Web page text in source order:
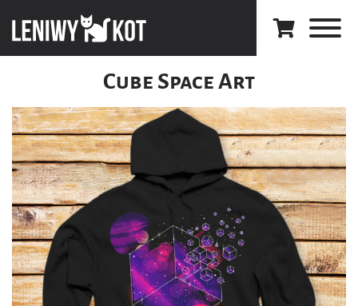
Cube Space Art